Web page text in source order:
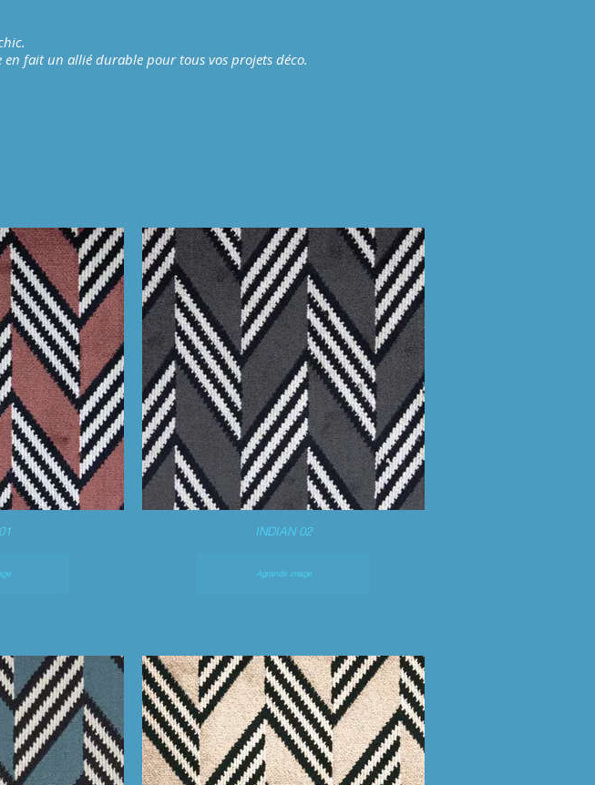
fait un allié durable pour tous vos projets déco.
INDIAN 02
Agrandir image